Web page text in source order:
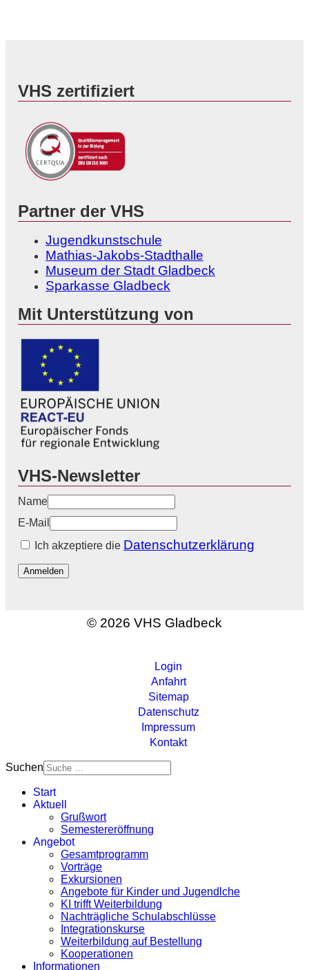
VHS zertifiziert
Partner der VHS
Jugendkunstschule
Mathias-Jakobs-Stadthalle
Museum der Stadt Gladbeck
Sparkasse Gladbeck
Mit Unterstützung von
VHS-Newsletter
Name
E-Mail
Ich akzeptiere die Datenschutzerklärung
Anmelden
© 2026 VHS Gladbeck
Login
Anfahrt
Sitemap
Datenschutz
Impressum
Kontakt
Suchen
Start
Aktuell
Grußwort
Semestereröffnung
Angebot
Gesamtprogramm
Vorträge
Exkursionen
Angebote für Kinder und Jugendlche
KI trifft Weiterbildung
Nachträgliche Schulabschlüsse
Integrationskurse
Weiterbildung auf Bestellung
Kooperationen
Informationen